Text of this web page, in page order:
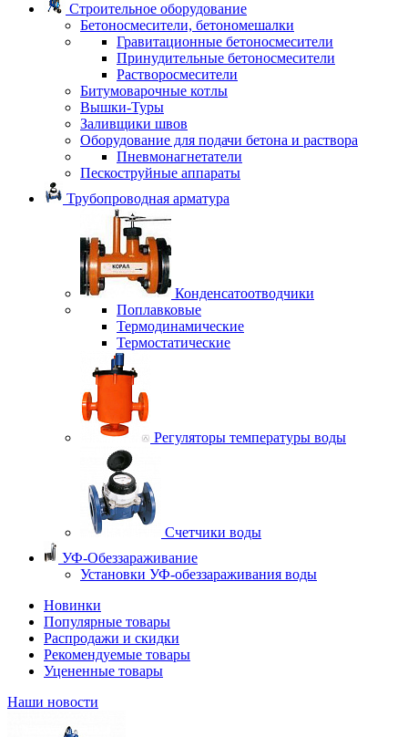
Строительное оборудование
Бетоносмесители, бетономешалки
Гравитационные бетоносмесители
Принудительные бетоносмесители
Растворосмесители
Битумоварочные котлы
Вышки-Туры
Заливщики швов
Оборудование для подачи бетона и раствора
Пневмонагнетатели
Пескоструйные аппараты
Трубопроводная арматура
Конденсатоотводчики
Поплавковые
Термодинамические
Термостатические
Регуляторы температуры воды
Счетчики воды
УФ-Обеззараживание
Установки УФ-обеззараживания воды
Новинки
Популярные товары
Распродажи и скидки
Рекомендуемые товары
Уцененные товары
Наши новости